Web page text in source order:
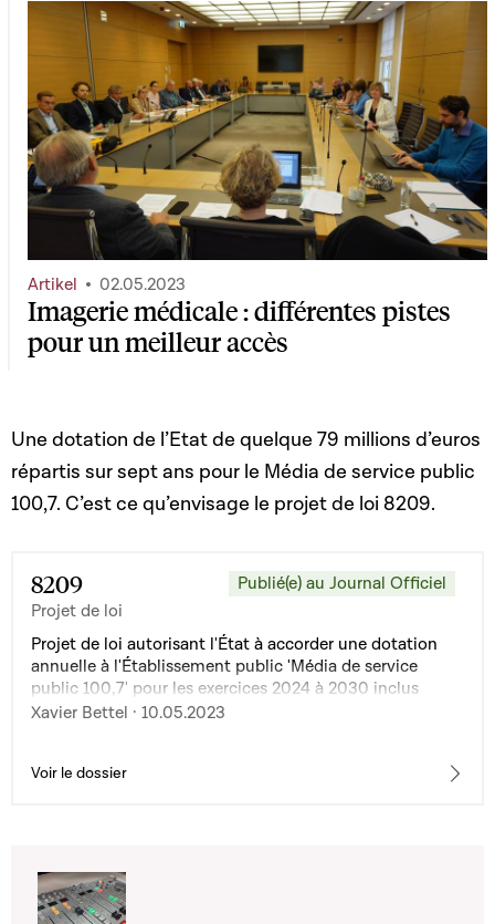
Imagerie médicale : différentes pistes
pour un meilleur accès
Artikel 02.05.2023
Une dotation de l’Etat de quelque 79 millions d’euros
répartis sur sept ans pour le Média de service public
100,7. C’est ce qu’envisage le projet de loi 8209.
8209
Projet de loi
Publié(e) au Journal Officiel
Projet de loi autorisant l'État à accorder une dotation
annuelle à l'Établissement public 'Média de service
public 100,7' pour les exercices 2024 à 2030 inclus
Xavier Bettel · 10.05.2023
Voir le dossier